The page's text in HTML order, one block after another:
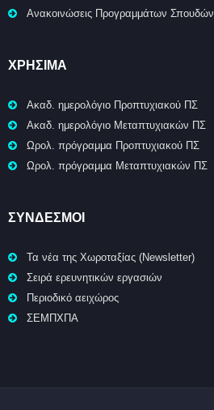
Ανακοινώσεις Προγραμμάτων Σπουδών
ΧΡΉΣΙΜΑ
Ακαδ. ημερολόγιο Προπτυχιακού ΠΣ
Ακαδ. ημερολόγιο Μεταπτυχιακών ΠΣ
Ωρολ. πρόγραμμα Προπτυχιακού ΠΣ
Ωρολ. πρόγραμμα Μεταπτυχιακών ΠΣ
ΣΥΝΔΕΣΜΟΙ
Τα νέα της Χωροταξίας (Newsletter)
Σειρά ερευνητικών εργασιών
Περιοδικό αειχώρος
ΣΕΜΠΧΠΑ